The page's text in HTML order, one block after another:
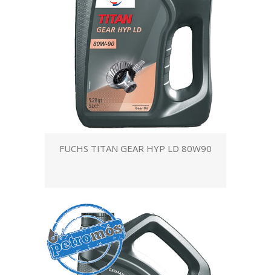
FUCHS TITAN GEAR HYP LD 80W90